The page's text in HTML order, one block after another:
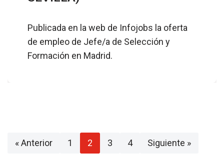
Publicada en la web de Infojobs la oferta
de empleo de Jefe/a de Selección y
Formación en Madrid.
« Anterior 1 2 3 4 Siguiente »